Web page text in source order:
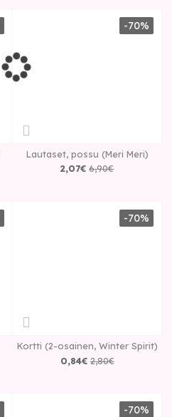
Lautaset, possu (Meri Meri)
2,07€ 6,90€
-70%
Kortti (2-osainen, Winter Spirit)
0,84€ 2,80€
-70%
-70%